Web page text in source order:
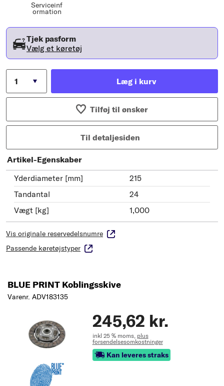
Serviceinf
ormation
Tjek pasform
Vælg et køretøj
Læg i kurv
Tilføj til ønsker
Til detaljesiden
Artikel-Egenskaber
Yderdiameter [mm]
215
Tandantal
24
Vægt [kg]
1,000
Vis originale reservedelsnumre
Passende køretøjstyper
BLUE PRINT Koblingsskive
Varenr. ADV183135
245,62 kr.
inkl 25 % moms, plus
forsendelsesomkostninger
Kan leveres straks